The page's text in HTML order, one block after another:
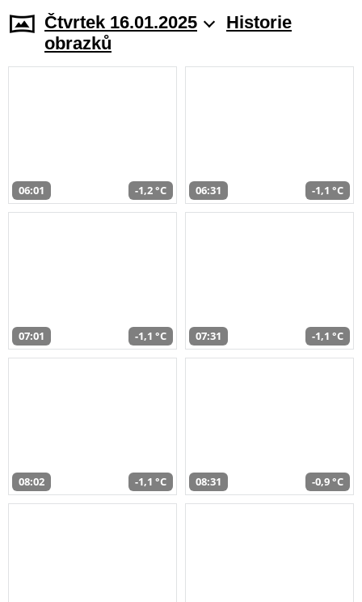
Čtvrtek 16.01.2025
Historie
obrazků
06:01 -1,2 °C 06:31 -1,1 °C
07:01 -1,1 °C 07:31 -1,1 °C
08:02 -1,1 °C 08:31 -0,9 °C